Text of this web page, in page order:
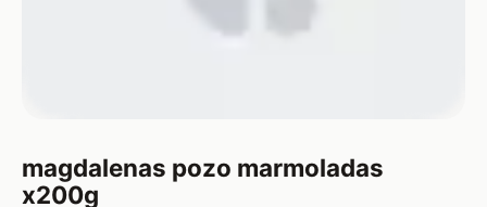
magdalenas pozo marmoladas
x200g